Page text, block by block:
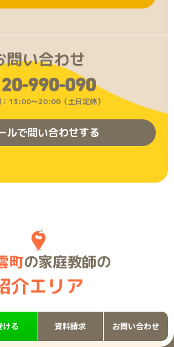
問い合わせ
990-090
：13:00〜20:00（土日定休）
ルで問い合わせする
町の家庭教師の
介エリア
ける 資料請求 お問い合わせ